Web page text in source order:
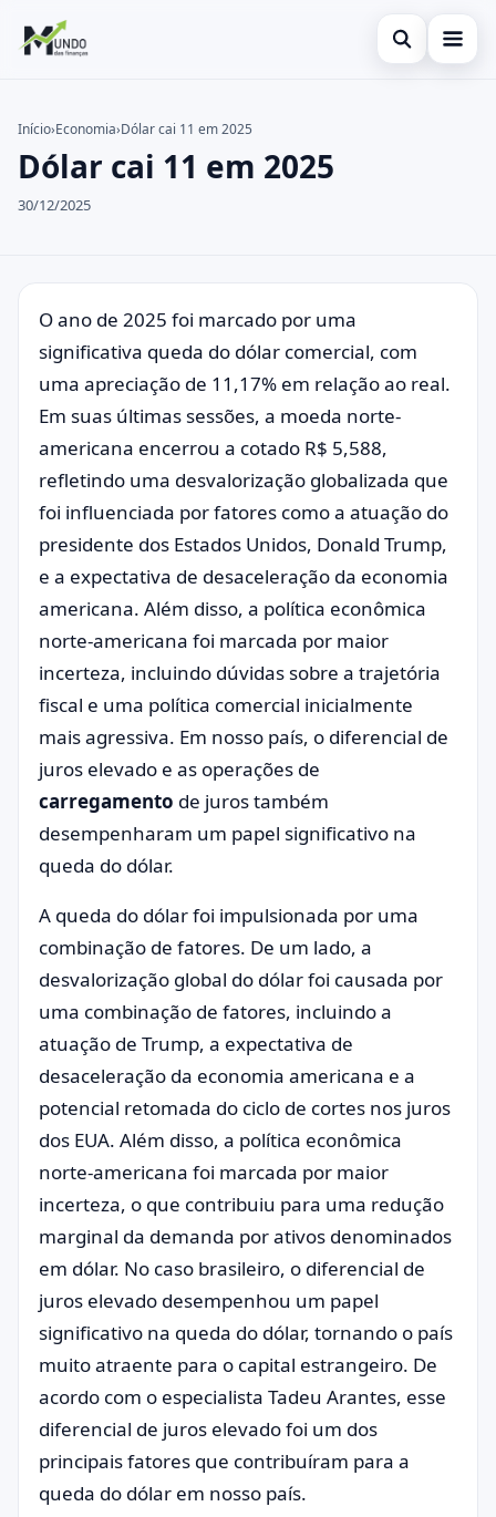
Abrir busca
Economia
Finanças
Buscar no site
Buscar por:
Início›Economia›Dólar cai 11 em 2025
Dólar cai 11 em 2025
30/12/2025
O ano de 2025 foi marcado por uma
significativa queda do dólar comercial, com
uma apreciação de 11,17% em relação ao real.
Em suas últimas sessões, a moeda norte-
americana encerrou a cotado R$ 5,588,
refletindo uma desvalorização globalizada que
foi influenciada por fatores como a atuação do
presidente dos Estados Unidos, Donald Trump,
e a expectativa de desaceleração da economia
americana. Além disso, a política econômica
norte-americana foi marcada por maior
incerteza, incluindo dúvidas sobre a trajetória
fiscal e uma política comercial inicialmente
mais agressiva. Em nosso país, o diferencial de
juros elevado e as operações de
carregamento de juros também
desempenharam um papel significativo na
queda do dólar.
A queda do dólar foi impulsionada por uma
combinação de fatores. De um lado, a
desvalorização global do dólar foi causada por
uma combinação de fatores, incluindo a
atuação de Trump, a expectativa de
desaceleração da economia americana e a
potencial retomada do ciclo de cortes nos juros
dos EUA. Além disso, a política econômica
norte-americana foi marcada por maior
incerteza, o que contribuiu para uma redução
marginal da demanda por ativos denominados
em dólar. No caso brasileiro, o diferencial de
juros elevado desempenhou um papel
significativo na queda do dólar, tornando o país
muito atraente para o capital estrangeiro. De
acordo com o especialista Tadeu Arantes, esse
diferencial de juros elevado foi um dos
principais fatores que contribuíram para a
queda do dólar em nosso país.